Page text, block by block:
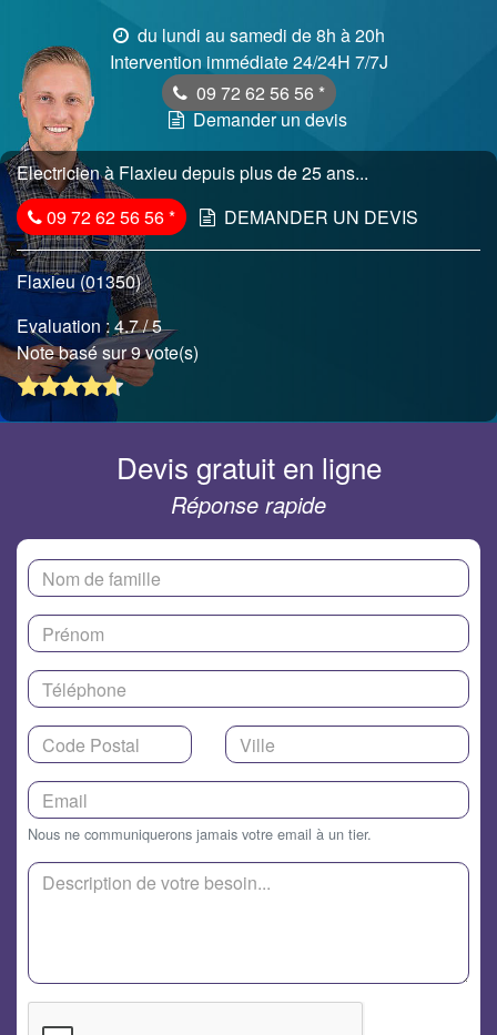
du lundi au samedi de 8h à 20h
Intervention immédiate 24/24H 7/7J
09 72 62 56 56 *
Demander un devis
Electricien à Flaxieu depuis plus de 25 ans...
09 72 62 56 56* DEMANDER UN DEVIS
Flaxieu (01350)
Evaluation :4.7/ 5
Note basé sur 9 vote(s)
Devis gratuit en ligne
Réponse rapide
Nous ne communiquerons jamais votre email à un tier.